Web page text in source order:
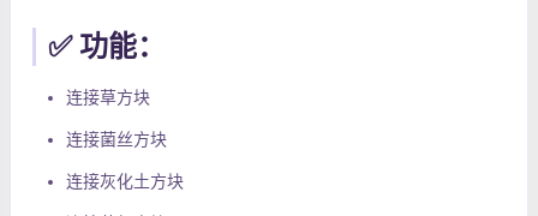
✅ 功能：
连接草方块
连接菌丝方块
连接灰化土方块